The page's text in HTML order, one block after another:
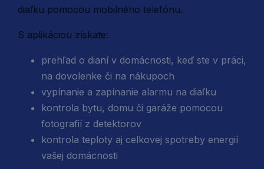
diaľku pomocou mobilného telefónu.
S aplikáciou získate:
prehľad o dianí v domácnosti, keď ste v práci,
na dovolenke či na nákupoch
vypínanie a zapínanie alarmu na diaľku
kontrola bytu, domu či garáže pomocou
fotografií z detektorov
kontrola teploty aj celkovej spotreby energií
vašej domácnosti